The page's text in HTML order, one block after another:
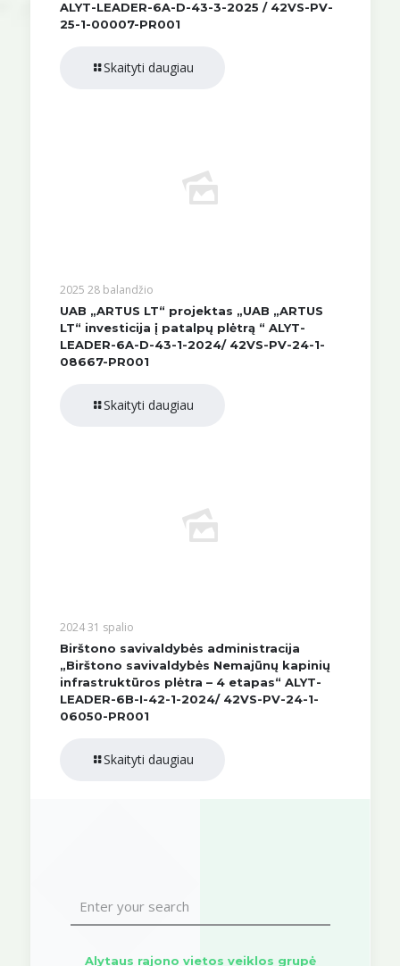
ALYT-LEADER-6A-D-43-3-2025 / 42VS-PV-
25-1-00007-PR001
Skaityti daugiau
2025 28 balandžio
UAB „ARTUS LT“ projektas „UAB „ARTUS
LT“ investicija į patalpų plėtrą “ ALYT-
LEADER-6A-D-43-1-2024/ 42VS-PV-24-1-
08667-PR001
Skaityti daugiau
2024 31 spalio
Birštono savivaldybės administracija
„Birštono savivaldybės Nemajūnų kapinių
infrastruktūros plėtra – 4 etapas“ ALYT-
LEADER-6B-I-42-1-2024/ 42VS-PV-24-1-
06050-PR001
Skaityti daugiau
Alytaus rajono vietos veiklos grupė